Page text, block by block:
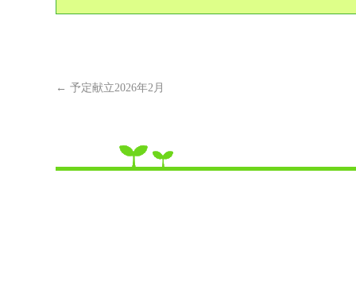
← 予定献立2026年2月